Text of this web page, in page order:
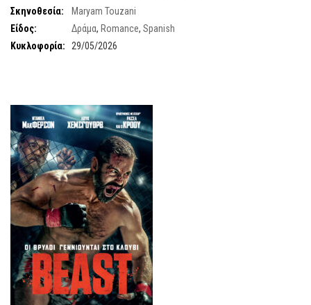
Σκηνοθεσία:
Maryam Touzani
Είδος:
Δράμα, Romance, Spanish
Κυκλοφορία:
29/05/2026